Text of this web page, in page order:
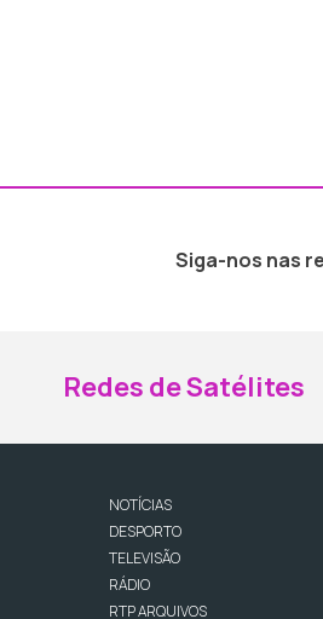
Siga-nos nas
Redes de Satélites
NOTÍCIAS
DESPORTO
TELEVISÃO
RÁDIO
RTP ARQUIVOS